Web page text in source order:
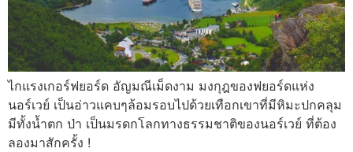
ไกแรงเกอร์ฟยอร์ด อัญมณีเม็ดงาม มงกุฎของฟยอร์ดแห่ง
นอร์เวย์ เป็นอ่าวแคบๆล้อมรอบไปด้วยเทือกเขาที่มีหิมะปกคลุม
มีทั้งน้ำตก ป่า เป็นมรดกโลกทางธรรมชาติของนอร์เวย์ ที่ต้อง
ลองมาสักครั้ง !